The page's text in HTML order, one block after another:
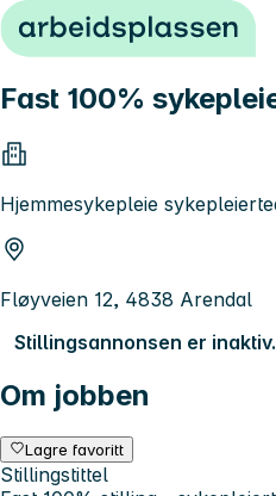
Hopp til innhold
Fast 100%
Hjemmesykepleie
Fløyveien 12, 4838 Arendal
Stillingsannonsen er inaktiv.
Om jobben
Lagre favoritt
Stillingstittel